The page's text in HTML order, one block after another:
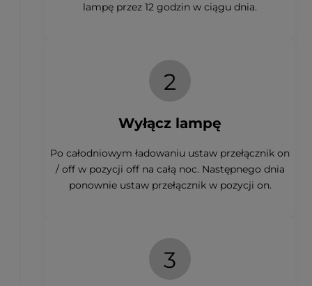
lampę przez 12 godzin w ciągu dnia.
2
Wyłącz lampę
Po całodniowym ładowaniu ustaw przełącznik on
/ off w pozycji off na całą noc. Następnego dnia
ponownie ustaw przełącznik w pozycji on.
3